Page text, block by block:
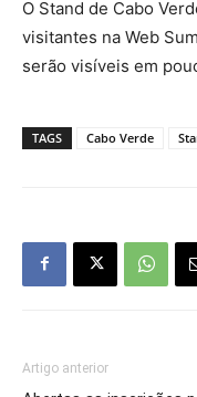
O Stand de Cabo
visitantes na Web
serão visíveis em
TAGS Cabo Verde
Artigo anterior